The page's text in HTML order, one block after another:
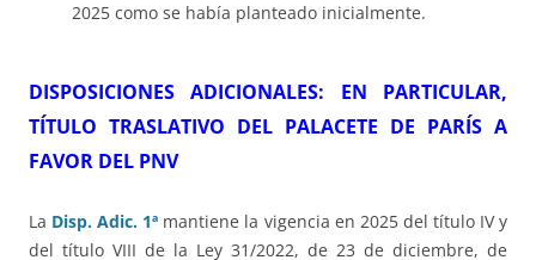
2025 como se había planteado inicialmente.
DISPOSICIONES ADICIONALES: EN PARTICULAR,
TÍTULO TRASLATIVO DEL PALACETE DE PARÍS A
FAVOR DEL PNV
La Disp. Adic. 1ª mantiene la vigencia en 2025 del título IV y
del título VIII de la Ley 31/2022, de 23 de diciembre, de